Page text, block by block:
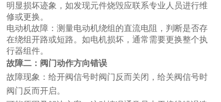
明显损坏迹象，如发现元件烧毁应联系专业人员进行维
修或更换。
电动机故障：测量电动机绕组的直流电阻，判断是否存
在绕组开路或短路。如电机损坏，通常需要更换整个执
行器组件。
故障二：阀门动作方向错误
故障现象：给开阀信号时阀门反而关闭，给关阀信号时
阀门反而开启。